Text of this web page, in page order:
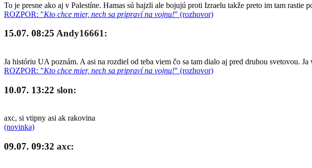
To je presne ako aj v Palestíne. Hamas sú hajzli ale bojujú proti Izraelu takže preto im tam
ROZPOR: "Kto chce mier, nech sa pripraví na vojnu!" (rozhovor)
15.07. 08:25 Andy16661:
Ja históriu UA poznám. A asi na rozdiel od teba viem čo sa tam dialo aj pred druhou svetovou.
ROZPOR: "Kto chce mier, nech sa pripraví na vojnu!" (rozhovor)
10.07. 13:22 slon:
axc, si vtipny asi ak rakovina
(novinka)
09.07. 09:32 axc: